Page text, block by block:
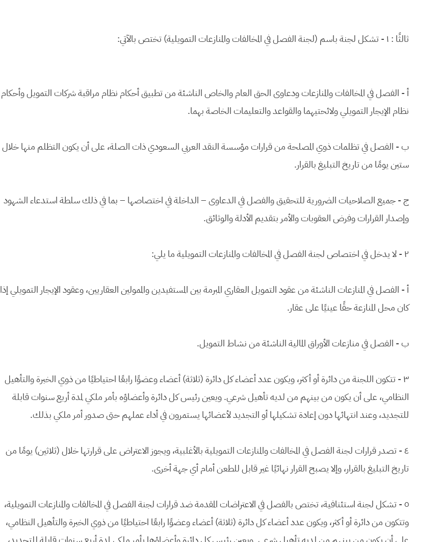
ثالثًا : ١ - تشكل لجنة باسم (لجنة الفصل في المخالفات والمنازعات التمويلية) تختص بالآتي:
أ - الفصل في المخالفات والمنازعات ودعاوى الحق العام والخاص الناشئة من تطبيق أحكام نظام مراقبة شركات التمويل وأحكام
نظام الإيجار التمويلي ولائحتيهما والقواعد والتعليمات الخاصة بهما.
ب - الفصل في تظلمات ذوي المصلحة من قرارات مؤسسة النقد العربي السعودي ذات الصلة، على أن يكون التظلم منها خلال
ستين يومًا من تاريخ التبليغ بالقرار.
ج - جميع الصلاحيات الضرورية للتحقيق والفصل في الدعاوى – الداخلة في اختصاصها – بما في ذلك سلطة استدعاء الشهود
وإصدار القرارات وفرض العقوبات والأمر بتقديم الأدلة والوثائق.
٢ - لا يدخل في اختصاص لجنة الفصل في المخالفات والمنازعات التمويلية ما يلي:
أ - الفصل في المنازعات الناشئة من عقود التمويل العقاري المبرمة بين المستفيدين والممولين العقاريين، وعقود الإيجار التمويلي إذا
كان محل المنازعة حقًا عينيًا على عقار.
ب - الفصل في منازعات الأوراق المالية الناشئة من نشاط التمويل.
٣ - تتكون اللجنة من دائرة أو أكثر، ويكون عدد أعضاء كل دائرة (ثلاثة) أعضاء وعضوًا رابعًا احتياطيًا من ذوي الخبرة والتأهيل
النظامي، على أن يكون من بينهم من لديه تأهيل شرعي. ويعين رئيس كل دائرة وأعضاؤه بأمر ملكي لمدة أربع سنوات قابلة
للتجديد، وعند انتهائها دون إعادة تشكيلها أو التجديد لأعضائها يستمرون في أداء عملهم حتى صدور أمر ملكي بذلك.
٤ - تصدر قرارات لجنة الفصل في المخالفات والمنازعات التمويلية بالأغلبية، ويجوز الاعتراض على قرارتها خلال (ثلاثين) يومًا من
تاريخ التبليغ بالقرار، وإلا يصبح القرار نهائيًا غير قابل للطعن أمام أي جهة أخرى.
٥ - تشكل لجنة استئنافية، تختص بالفصل في الاعتراضات المقدمة ضد قرارات لجنة الفصل في المخالفات والمنازعات التمويلية،
وتتكون من دائرة أو أكثر، ويكون عدد أعضاء كل دائرة (ثلاثة) أعضاء وعضوًا رابعًا احتياطيًا من ذوي الخبرة والتأهيل النظامي،